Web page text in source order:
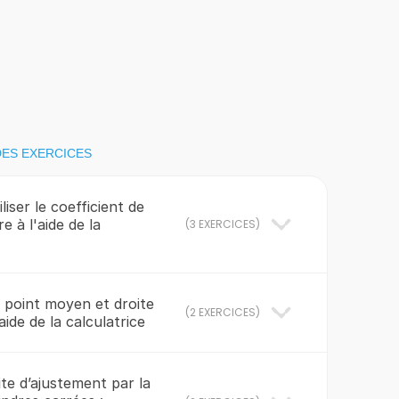
EXERCICES
le coefficient de
à l'aide de la
(3 EXERCICES)
point moyen et droite
de la calculatrice
(2 EXERCICES)
d’ajustement par la